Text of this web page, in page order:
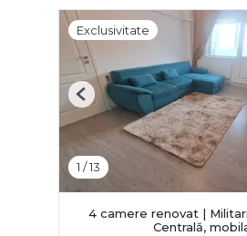
Exclusivitate
1 /13
Previous
4 camere renovat |
Centrală,